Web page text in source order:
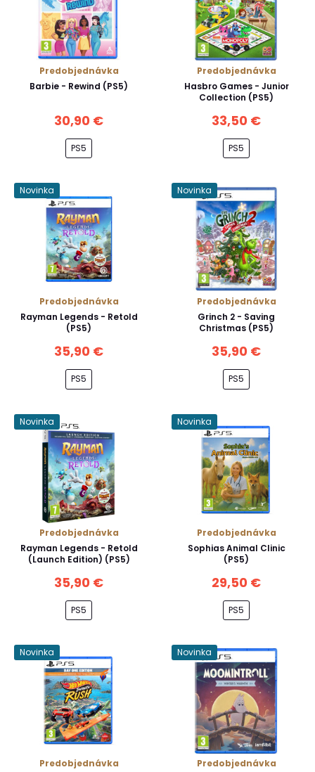
Predobjednávka
Barbie - Rewind (PS5)
30,90 €
PS5
Predobjednávka
Hasbro Games - Junior
Collection (PS5)
33,50 €
PS5
Novinka
Predobjednávka
Rayman Legends - Retold
(PS5)
35,90 €
PS5
Novinka
Predobjednávka
Grinch 2 - Saving
Christmas (PS5)
35,90 €
PS5
Novinka
Predobjednávka
Rayman Legends - Retold
(Launch Edition) (PS5)
35,90 €
PS5
Novinka
Predobjednávka
Sophias Animal Clinic
(PS5)
29,50 €
PS5
Novinka
Predobjednávka
Novinka
Predobjednávka